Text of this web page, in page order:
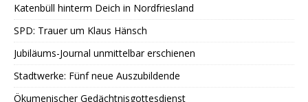
Katenbüll hinterm Deich in Nordfriesland
SPD: Trauer um Klaus Hänsch
Jubiläums-Journal unmittelbar erschienen
Stadtwerke: Fünf neue Auszubildende
Ökumenischer Gedächtnisgottesdienst